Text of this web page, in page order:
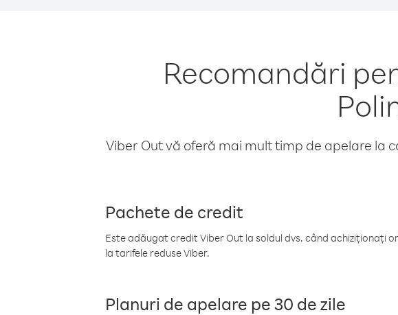
Recomandări
Viber Out vă oferă mai mult timp de apelare la
Pachete de credit
Este adăugat credit Viber Out la soldul dvs. când achiziționați
la tarifele reduse Viber.
Planuri de apelare pe 30 de zile